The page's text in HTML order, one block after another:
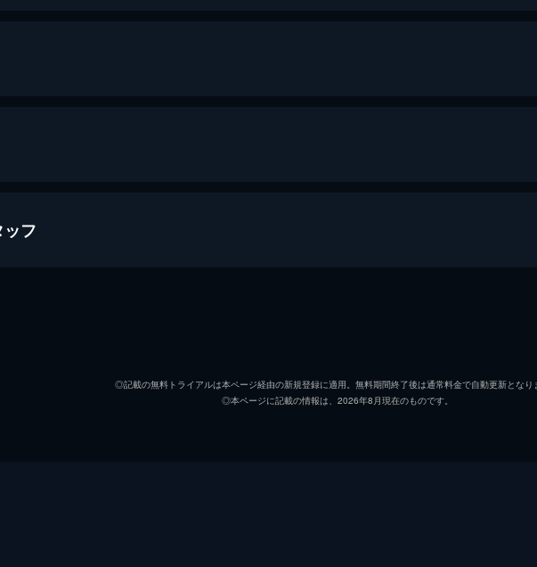
斗 side-B～＜未公開映像付＞
フ
糸月雪羽
◎記載の無料トライアルは本ページ経由の新規登録に適用。無料期間終了後は通常料金で自動更新となり
◎本ページに記載の情報は、2026年8月現在のものです。